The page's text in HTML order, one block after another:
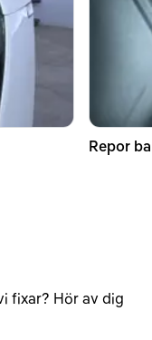
Repor
fixar? Hör av dig